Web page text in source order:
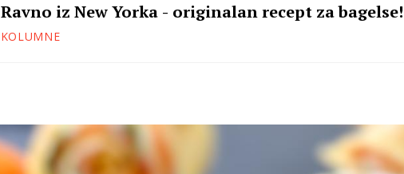
Ravno iz New Yorka - originalan recept za bagelse!
KOLUMNE